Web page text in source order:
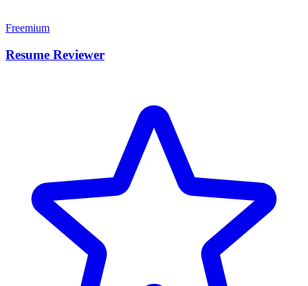
Freemium
Resume Reviewer